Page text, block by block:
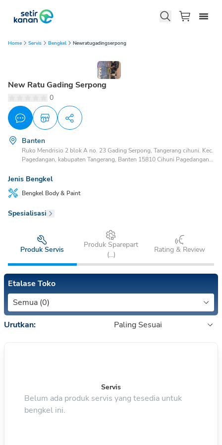
Home Servis Bengkel Newratugadingserpong
New Ratu Gading Serpong
0
Banten
Ruko Mendrisio 2 blok A no. 23 Gading Serpong, Tangerang cihuni. Kec.
Pagedangan, kabupaten Tangerang, Banten 15810 Cihuni Pagedangan,
Jenis Bengkel
Bengkel Body & Paint
Spesialisasi
Produk Servis
Produk Sparepart
(...)
Rating & Review
Etalase Toko
Semua (0)
Urutkan: Paling Sesuai
Servis
Belum ada produk servis yang tesedia untuk
bengkel ini.